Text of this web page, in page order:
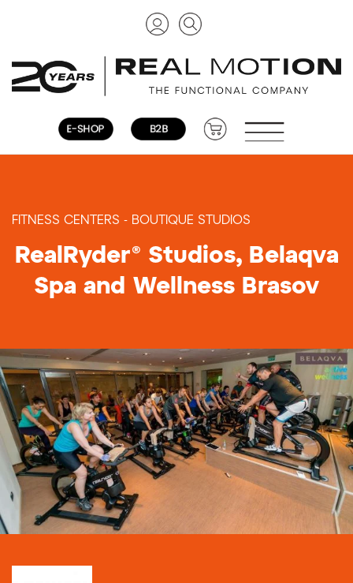
FITNESS CENTERS - BOUTIQUE STUDIOS
RealRyder® Studios, Belaqva
Spa and Wellness Brasov